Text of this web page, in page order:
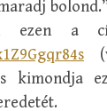
ezen a
kimondja